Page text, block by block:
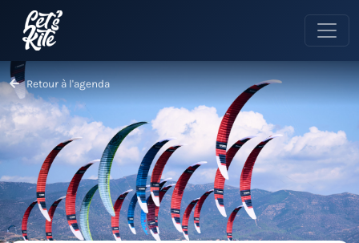
Retour à l'agenda